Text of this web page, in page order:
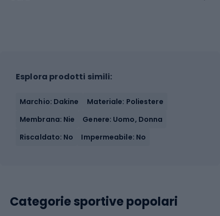
Esplora prodotti simili:
Marchio: Dakine
Materiale: Poliestere
Membrana: Nie
Genere: Uomo, Donna
Riscaldato: No
Impermeabile: No
Categorie sportive popolari